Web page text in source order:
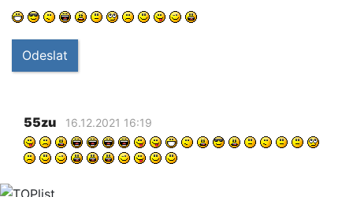
Odeslat
55zu 16.12.2021 16:19